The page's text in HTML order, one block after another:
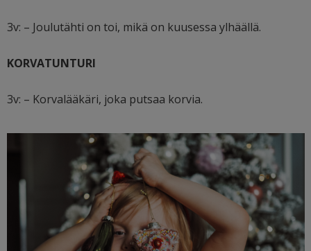
3v: – Joulutähti on toi, mikä on kuusessa ylhäällä.
KORVATUNTURI
3v: – Korvalääkäri, joka putsaa korvia.